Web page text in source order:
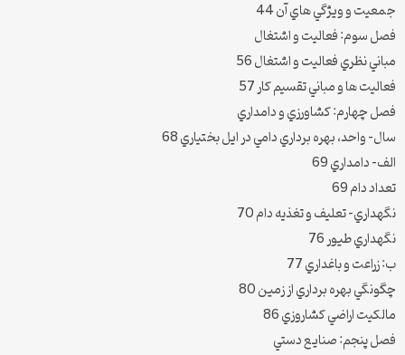
جمعيت و ويژگي هاي آن 44
فصل سوم: فعاليت و اشتغال
مباني نظري فعاليت و اشتغال 56
فعاليت ها و مباني تقسيم كار 57
فصل چهارم: كشاورزي و دامداري
سال- واحد، بهره برداري دامي در ايل بختياري 68
الف- دامداري 69
تعداد دام 69
نگهداري- تعليف و تغذيه دام 70
نگهداري طيور 76
ب: زراعت و باغداري 77
چگونگي بهره برداري از زمين 80
مالكيت اراضي كشاروزي 86
فصل پنجم: صنايع دستي